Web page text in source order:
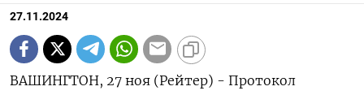
27.11.2024
ВАШИНГТОН, 27 ноя (Рейтер) - Протокол